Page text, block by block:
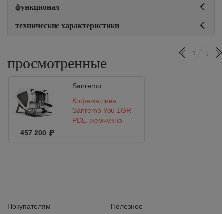
функционал
технические характеристики
просмотренные
1 1
Sanremo
Кофемашина
Sanremo You 1GR
PDL, жемчужно-
457 200
Покупателям
Полезное